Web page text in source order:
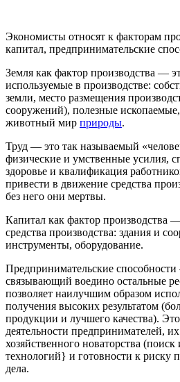
Экономисты относят к факторам
капитал, предпринимательские
Земля как фактор производства —
используемые в производстве:
земли, место размещения
сооружений), полезные
животный мир природы.
Труд — это так называемый
физические и умственные усилия,
здоровье и квалификация
привести в движение средства
без него они мертвы.
Капитал как фактор производства
средства производства: здания и
инструменты, оборудование.
Предпринимательские
связывающий воедино остальные
позволяет наилучшим образом
получения высоких результатом
продукции и лучшего качества).
деятельности предпринимателей,
хозяйственного новаторства
технологий} и готовности к риску
дела.